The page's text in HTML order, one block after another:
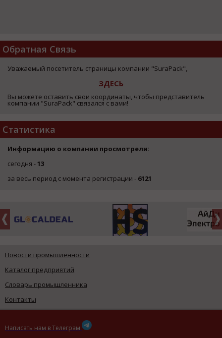
Обратная Связь
Уважаемый посетитель страницы компании "SuraPack",
ЗДЕСЬ
Вы можете оставить свои координаты, чтобы представитель
компании "SuraPack" связался с вами!
Статистика
Информацию о компании просмотрели:
сегодня -13
за весь период с момента регистрации - 6121
Новости промышленности
Каталог предприятий
Словарь промышленника
Контакты
Написать нам в Телеграм